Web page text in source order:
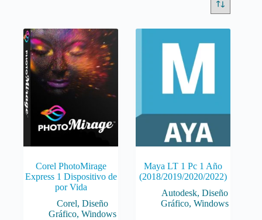
Corel PhotoMirage
Express 1 Dispositivo de
por Vida
Corel,Diseño
Gráfico,Windows
Maya LT 1 Pc 1 Año
(2018/2019/2020/2022)
Autodesk,Diseño
Gráfico,Windows